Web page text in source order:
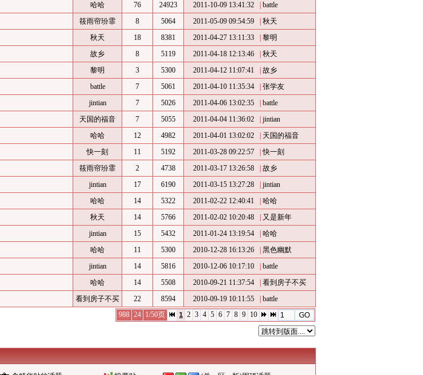
哈哈
76 24923 2011-10-09 13:41:32 battle
筱雨帘玢霏
8 5064 2011-05-09 09:54:59 秋天
秋天
18 8381 2011-04-27 13:11:33 黎明
故乡
8 5119 2011-04-18 12:13:46 秋天
黎明
3 5300 2011-04-12 11:07:41 故乡
battle
7 5061 2011-04-10 11:35:34 张学友
jintian
7 5026 2011-04-06 13:02:35 battle
天国的福音
7 5055 2011-04-04 11:36:02 jintian
哈哈
12 4982 2011-04-01 13:02:02 天国的福音
快一刻
11 5192 2011-03-28 09:22:57 快一刻
筱雨帘玢霏
2 4738 2011-03-17 13:26:58 故乡
jintian
17 6190 2011-03-15 13:27:28 jintian
哈哈
14 5322 2011-02-22 12:40:41 哈哈
秋天
14 5766 2011-02-02 10:20:48 又是新年
jintian
15 5432 2011-01-24 13:19:54 哈哈
哈哈
11 5300 2010-12-28 16:13:26 黑色幽默
jintian
14 5816 2010-12-06 10:17:10 battle
哈哈
14 5508 2010-09-21 11:37:54 看到房子不买
看到房子不买
22 8594 2010-09-19 10:11:55 battle
988 24 1/50页 1 2 3 4 5 6 7 8 9 10